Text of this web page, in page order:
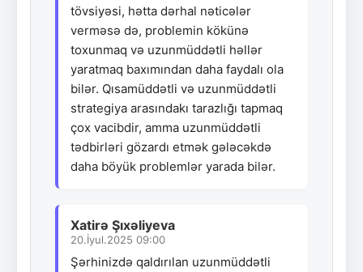
tövsiyəsi, hətta dərhal nəticələr
verməsə də, problemin kökünə
toxunmaq və uzunmüddətli həllər
yaratmaq baxımından daha faydalı ola
bilər. Qısamüddətli və uzunmüddətli
strategiya arasındakı tarazlığı tapmaq
çox vacibdir, amma uzunmüddətli
tədbirləri gözardı etmək gələcəkdə
daha böyük problemlər yarada bilər.
Xatirə Şıxəliyeva
20.İyul.2025 09:00
Şərhinizdə qaldırılan uzunmüddətli